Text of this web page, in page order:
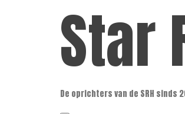
Star
De oprichters van de SRH sinds